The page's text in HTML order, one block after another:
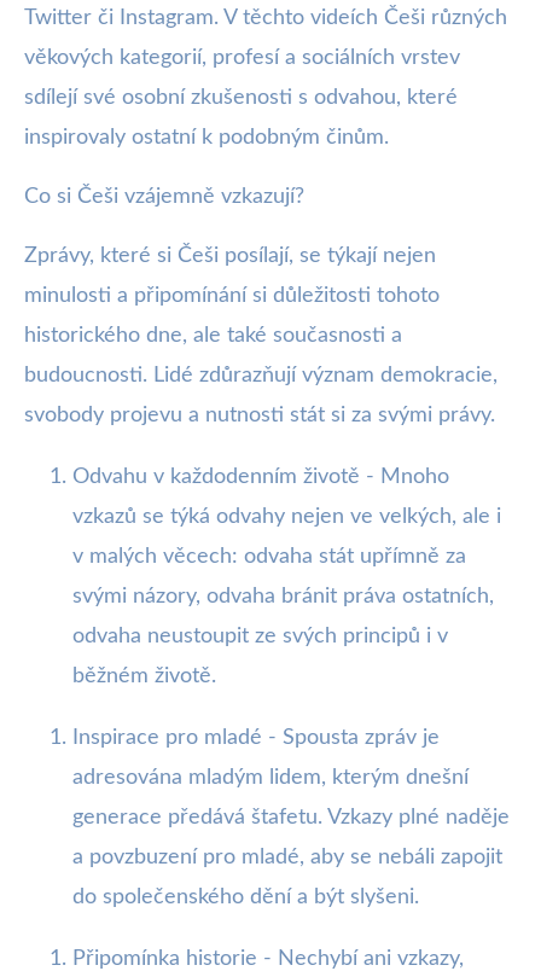
Twitter či Instagram. V těchto videích Češi různých
věkových kategorií, profesí a sociálních vrstev
sdílejí své osobní zkušenosti s odvahou, které
inspirovaly ostatní k podobným činům.
Co si Češi vzájemně vzkazují?
Zprávy, které si Češi posílají, se týkají nejen
minulosti a připomínání si důležitosti tohoto
historického dne, ale také současnosti a
budoucnosti. Lidé zdůrazňují význam demokracie,
svobody projevu a nutnosti stát si za svými právy.
Odvahu v každodenním životě - Mnoho
vzkazů se týká odvahy nejen ve velkých, ale i
v malých věcech: odvaha stát upřímně za
svými názory, odvaha bránit práva ostatních,
odvaha neustoupit ze svých principů i v
běžném životě.
Inspirace pro mladé - Spousta zpráv je
adresována mladým lidem, kterým dnešní
generace předává štafetu. Vzkazy plné naděje
a povzbuzení pro mladé, aby se nebáli zapojit
do společenského dění a být slyšeni.
Připomínka historie - Nechybí ani vzkazy,